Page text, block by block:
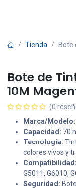
Tienda Bote
Bote de
10M
(0
Marca/Modelo:
Capacidad: 70
Tecnología:
colores vivos y
Compatibilidad:
G5011, G6010,
Seguridad: